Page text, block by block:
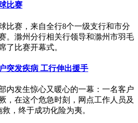
比赛
比赛，来自全行8个一级支行和市分
。滁州分行相关行领导和滁州市羽毛
了比赛开幕式。
突发疾病 工行伸出援手
内发生惊心又暖心的一幕：一名客户
，在这个危急时刻，网点工作人员及
，终于成功化险为夷。